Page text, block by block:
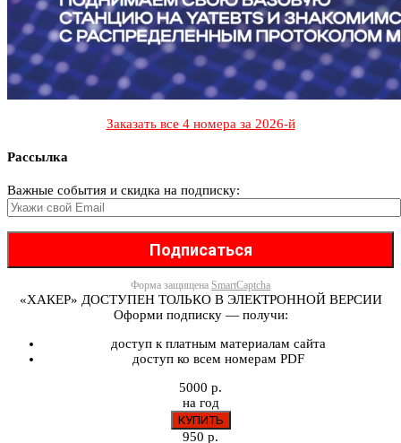
Заказать все 4 номера за 2026-й
Рассылка
Важные события и скидка на подписку:
Форма защищена SmartCaptcha
«ХАКЕР» ДОСТУПЕН ТОЛЬКО В ЭЛЕКТРОННОЙ ВЕРСИИ
Оформи подписку — получи:
доступ к платным материалам сайта
доступ ко всем номерам PDF
5000 р.
на год
950 р.